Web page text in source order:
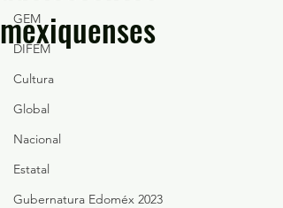
GEM
DIFEM
Cultura
Global
Nacional
Estatal
Gubernatura Edoméx 2023
mexiquenses